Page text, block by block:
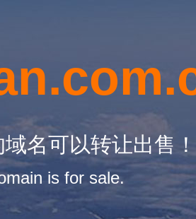
名可以转让出售！
is for sale.